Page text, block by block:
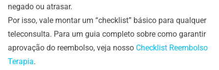
negado ou atrasar.
Por isso, vale montar um “checklist” básico para qualquer
teleconsulta. Para um guia completo sobre como garantir
aprovação do reembolso, veja nosso Checklist Reembolso
Terapia.